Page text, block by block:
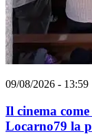
09/08/2026 - 13:59
Il cinema
Locarno79 la